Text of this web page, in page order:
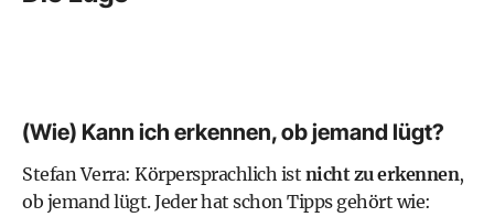
(Wie) Kann ich erkennen, ob jemand lügt?
Stefan Verra: Körpersprachlich ist nicht zu erkennen,
ob jemand lügt. Jeder hat schon Tipps gehört wie: